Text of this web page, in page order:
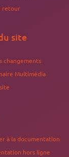
(
d'animation
stop motion:
payant)
photo
retour
site
changements
Multimédia
à la documentation
hors ligne